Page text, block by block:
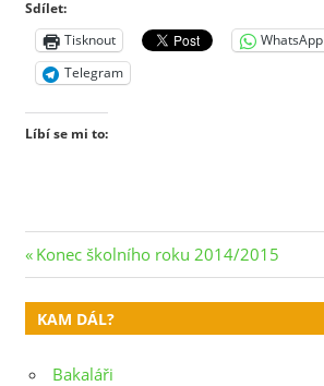
Sdílet:
Tisknout
WhatsApp
Telegram
Líbí se mi to:
Navigace
pro
příspěvek
Previous
Post:
Konec školního roku 2014/2015
KAM DÁL?
Bakaláři